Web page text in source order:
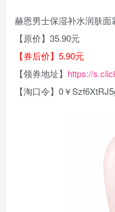
赫恩男士保湿补水润肤面
【原价】35.90元
【券后价】5.90元
【领券地址】 https://
【淘口令】0￥